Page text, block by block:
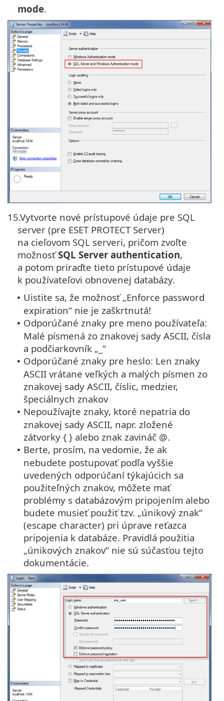
mode.
15.Vytvorte nové prístupové údaje pre SQL
server (pre ESET PROTECT Server)
na cieľovom SQL serveri, pričom zvoľte
možnosťSQL Server authentication,
a potom priraďte tieto prístupové údaje
k používateľovi obnovenej databázy.
• Uistite sa, že možnosť „Enforce password
expiration“ nie je zaškrtnutá!
• Odporúčané znaky pre meno používateľa:
Malé písmená zo znakovej sady ASCII, čísla
a podčiarkovník „_“
• Odporúčané znaky pre heslo: Len znaky
ASCII vrátane veľkých a malých písmen zo
znakovej sady ASCII, číslic, medzier,
špeciálnych znakov
• Nepoužívajte znaky, ktoré nepatria do
znakovej sady ASCII, napr. zložené
zátvorky { } alebo znak zavináč @.
• Berte, prosím, na vedomie, že ak
nebudete postupovať podľa vyššie
uvedených odporúčaní týkajúcich sa
použiteľných znakov, môžete mať
problémy s databázovým pripojením alebo
budete musieť použiť tzv. „únikový znak“
(escape character) pri úprave reťazca
pripojenia k databáze. Pravidlá použitia
„únikových znakov“ nie sú súčasťou tejto
dokumentácie.